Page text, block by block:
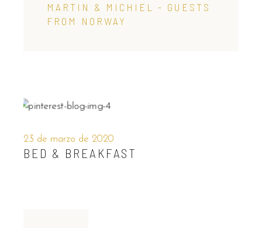
MARTIN & MICHIEL - GUESTS
FROM NORWAY
23 de marzo de 2020
BED & BREAKFAST